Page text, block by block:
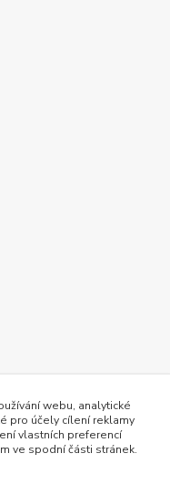
webu, analytické
pro účely cílení reklamy
vlastních preferencí
ve spodní části stránek.